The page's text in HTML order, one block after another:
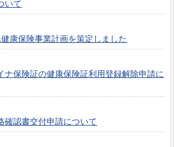
いて
康保険事業計画を策定しました
ナ保険証の健康保険証利用登録解除申請に
確認書交付申請について